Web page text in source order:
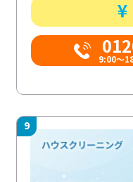
9:00〜
9